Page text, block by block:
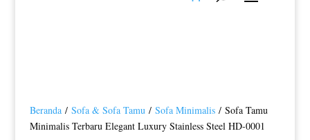
Beranda/ Sofa & Sofa Tamu/ Sofa Minimalis/ Sofa Tamu
Minimalis Terbaru Elegant Luxury Stainless Steel HD-0001